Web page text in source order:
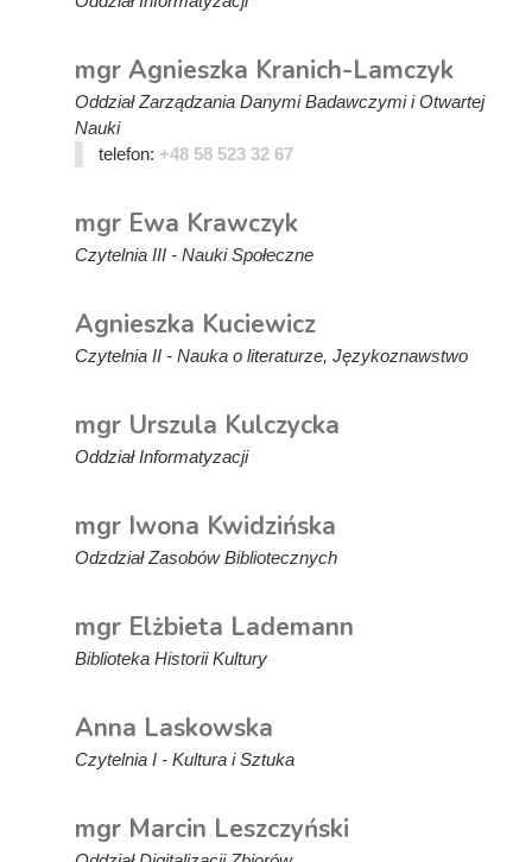
mgr Agnieszka Kranich-Lamczyk
Oddział Zarządzania Danymi Badawczymi i Otwartej
Nauki
telefon: +48 58 523 32 67
mgr Ewa Krawczyk
Czytelnia III - Nauki Społeczne
Agnieszka Kuciewicz
Czytelnia II - Nauka o literaturze, Językoznawstwo
mgr Urszula Kulczycka
Oddział Informatyzacji
mgr Iwona Kwidzińska
Odzdział Zasobów Bibliotecznych
mgr Elżbieta Lademann
Biblioteka Historii Kultury
Anna Laskowska
Czytelnia I - Kultura i Sztuka
mgr Marcin Leszczyński